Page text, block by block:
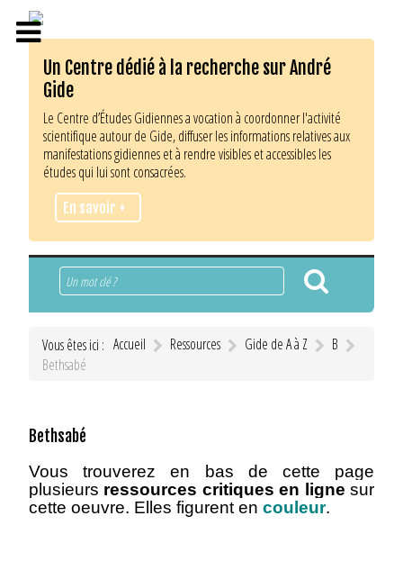
Un Centre dédié à la recherche sur André
Gide
Le Centre d’Études Gidiennes a vocation à coordonner l'activité
scientifique autour de Gide, diffuser les informations relatives aux
manifestations gidiennes et à rendre visibles et accessibles les
études qui lui sont consacrées.
En savoir +
Rechercher
Vous êtes ici : Accueil Ressources Gide de A à Z
B
Bethsabé
Bethsabé
Voustrouverez en bas de cette page
plusieurs ressources critiques en ligne sur
cette oeuvre. Elles figurent en couleur.